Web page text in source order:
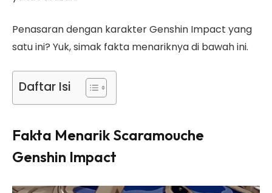
Penasaran dengan karakter Genshin Impact yang
satu ini? Yuk, simak fakta menariknya di bawah ini.
Daftar Isi
Fakta Menarik Scaramouche
Genshin Impact